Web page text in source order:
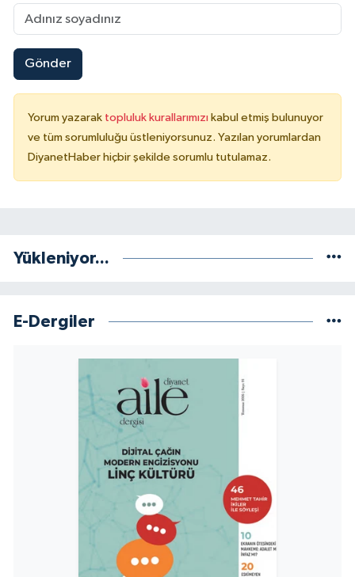
Gönder
Yorum yazarak topluluk kurallarımızı kabul etmiş bulunuyor
ve tüm sorumluluğu üstleniyorsunuz. Yazılan yorumlardan
DiyanetHaber hiçbir şekilde sorumlu tutulamaz.
Yükleniyor...
E-Dergiler